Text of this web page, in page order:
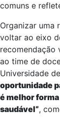
comuns e
Organizar uma
voltar ao eixo
recomendação
ao time de
Universidade
oportunidade
é melhor
saudável”,